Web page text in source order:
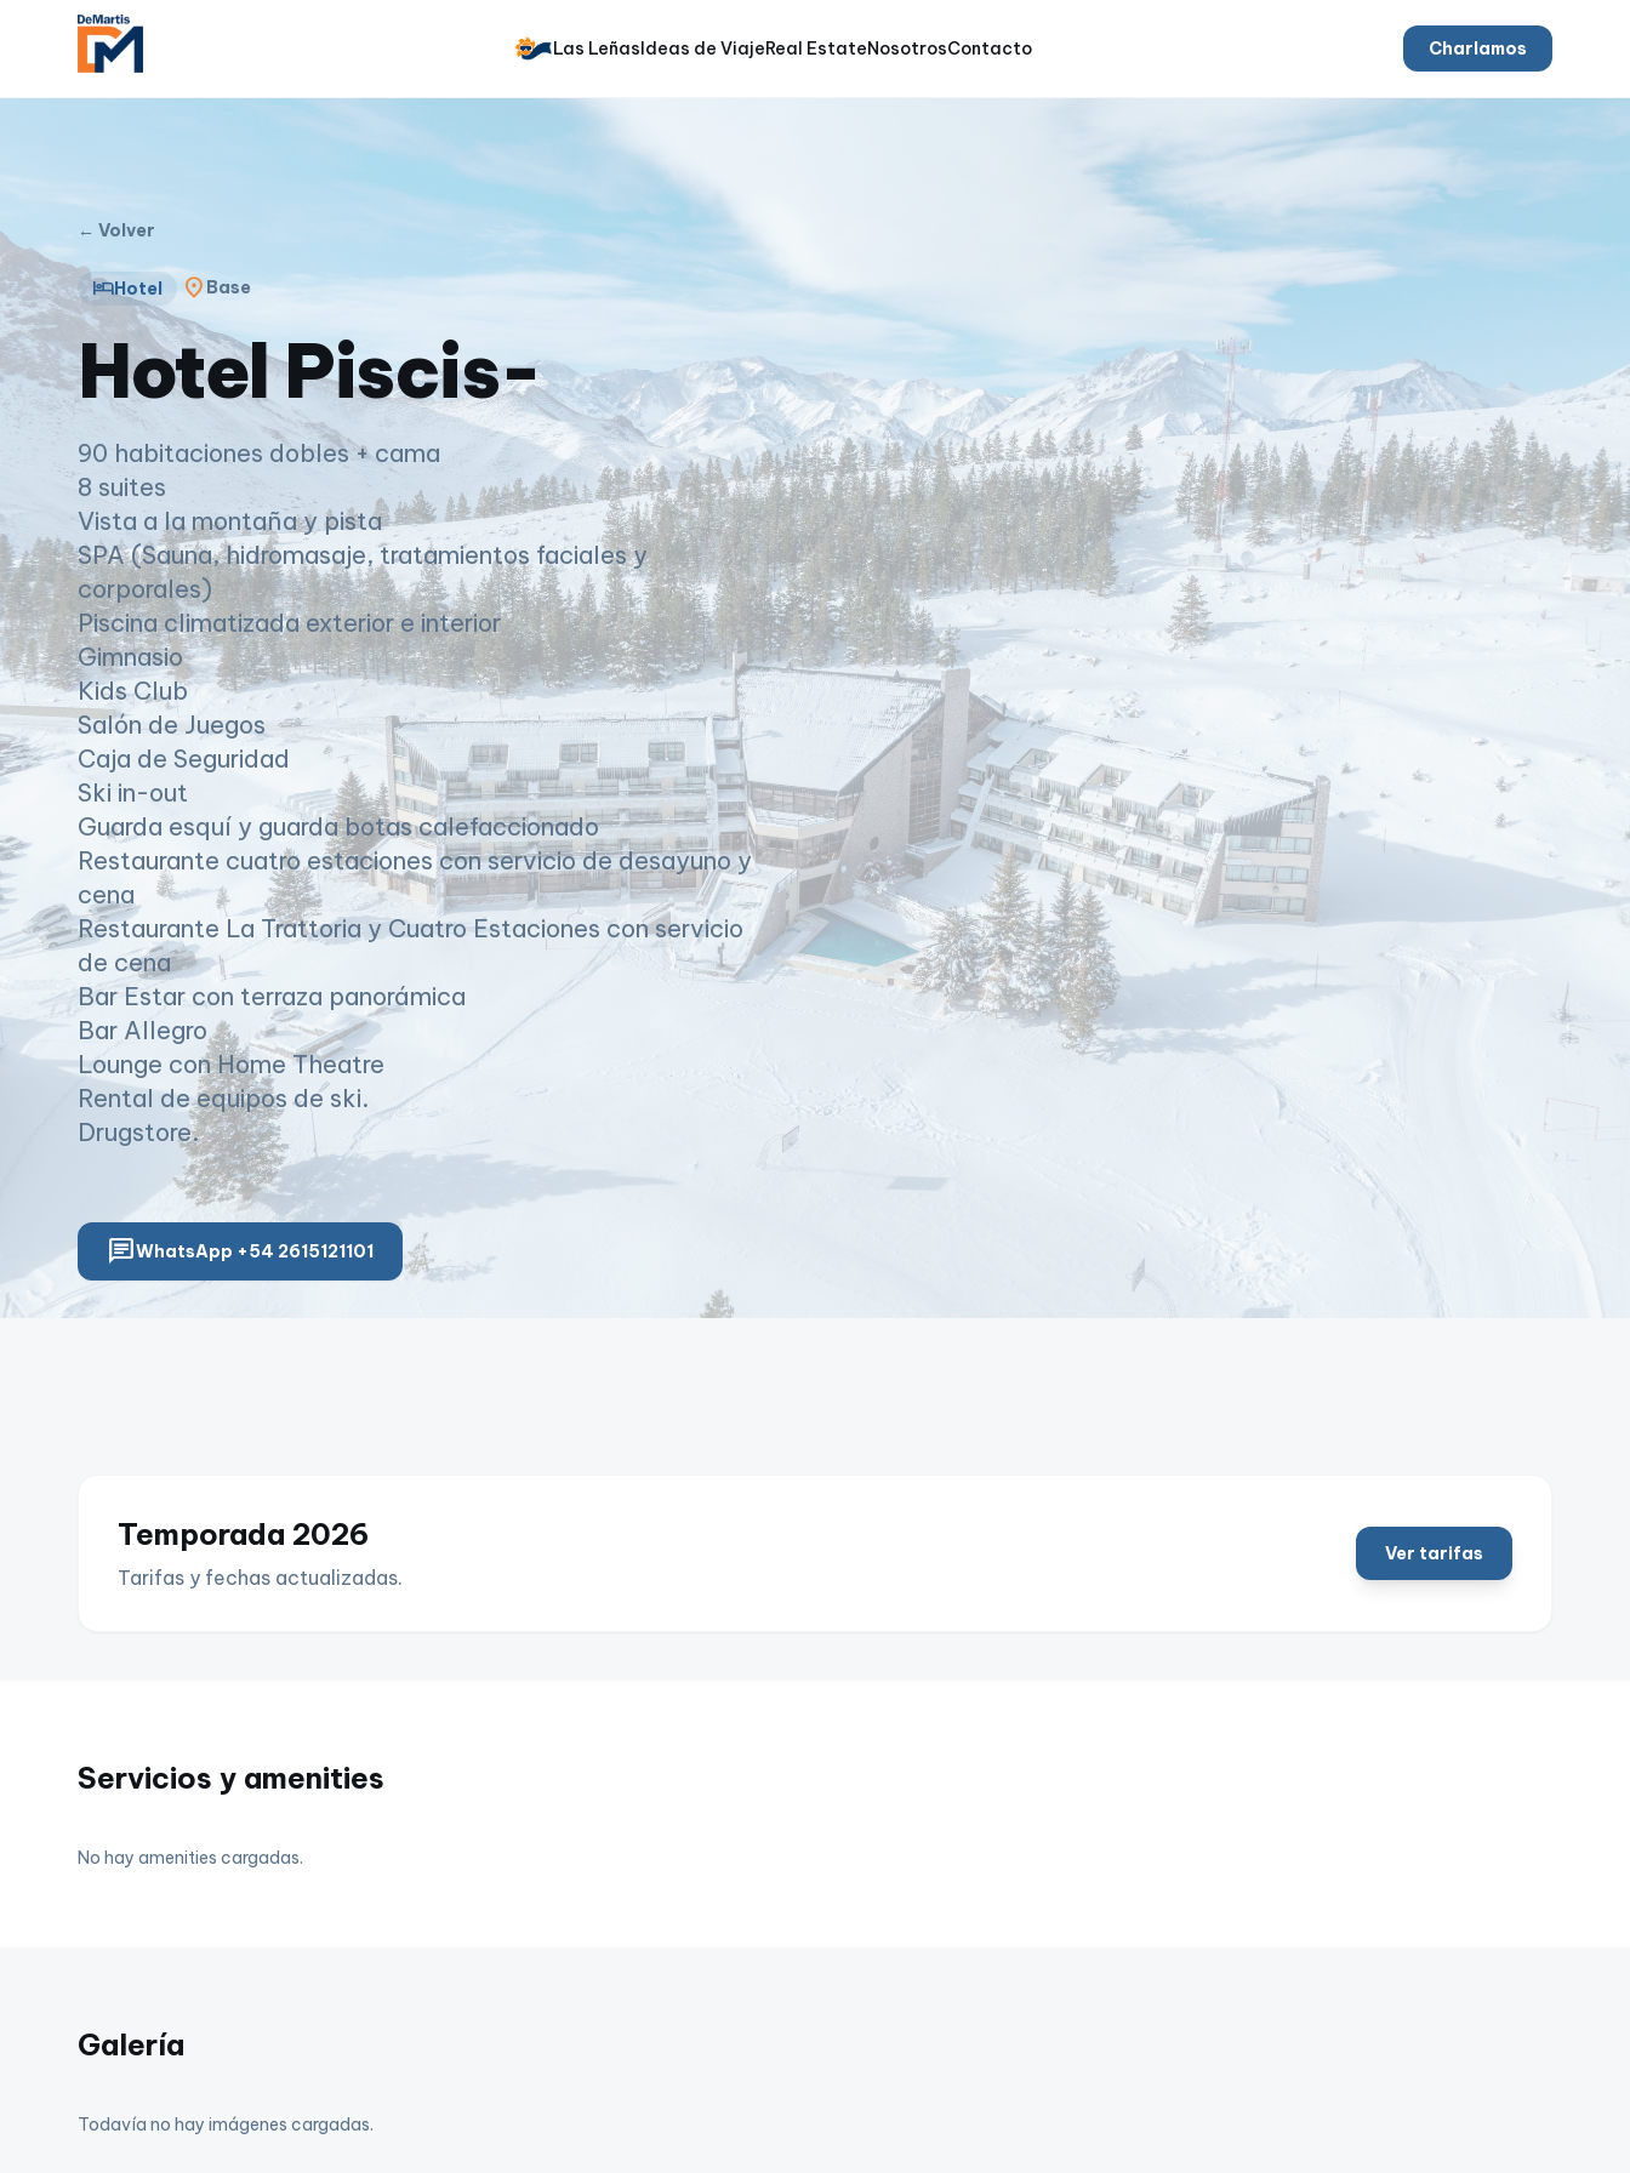
Las LeñasIdeas de ViajeReal EstateNosotrosContacto Charlamos
← Volver
hotelHotel location_on Base
Hotel Piscis-
90 habitaciones dobles + cama
8 suites
Vista a la montaña y pista
SPA (Sauna, hidromasaje, tratamientos faciales y
corporales)
Piscina climatizada exterior e interior
Gimnasio
Kids Club
Salón de Juegos
Caja de Seguridad
Ski in-out
Guarda esquí y guarda botas calefaccionado
Restaurante cuatro estaciones con servicio de desayuno y
cena
Restaurante La Trattoria y Cuatro Estaciones con servicio
de cena
Bar Estar con terraza panorámica
Bar Allegro
Lounge con Home Theatre
Rental de equipos de ski.
Drugstore.
chatWhatsApp +54 2615121101
Temporada 2026
Tarifas y fechas actualizadas.
Ver tarifas
Servicios y amenities
No hay amenities cargadas.
Galería
Todavía no hay imágenes cargadas.